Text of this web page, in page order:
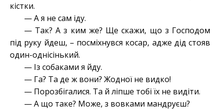
кістки.
— А я не сам іду.
— Так? А з ким же? Ще скажи, що з Господом
під руку йдеш, – посміхнувся косар, адже дід стояв
один-однісінький.
— Із собаками я йду.
— Га? Та де ж вони? Жодної не видко!
— Порозбігалися. Та й ліпше тобі їх не видіти.
— А що таке? Може, з вовками мандруєш?